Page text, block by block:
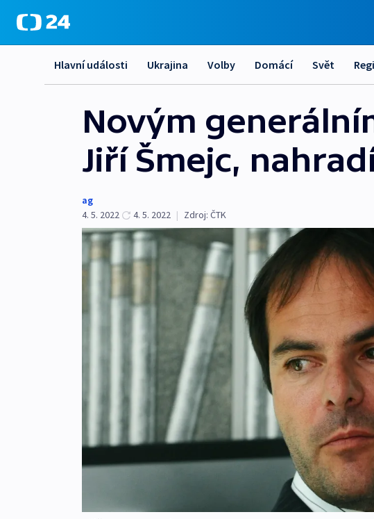
Hlavní události Ukrajina Volby Domácí Svět
Novým
Jiří Šmejc,
ag
4. 5. 2022
4. 5. 2022 | Zdroj: ČTK